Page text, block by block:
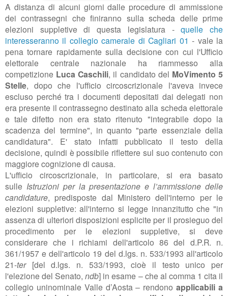
A distanza di alcuni giorni dalle procedure di ammissione
dei contrassegni che finiranno sulla scheda delle prime
elezioni suppletive di questa legislatura -quelle che
interesseranno il collegio camerale di Cagliari 01 - vale la
pena tornare rapidamente sulla decisione con cui l'Ufficio
elettorale centrale nazionale ha riammesso alla
competizione Luca Caschili, il candidato del MoVimento 5
Stelle, dopo che l'ufficio circoscrizionale l'aveva invece
escluso perché tra i documenti depositati dai delegati non
era presente il contrassegno destinato alla scheda elettorale
e tale difetto non era stato ritenuto "integrabile dopo la
scadenza del termine", in quanto "parte essenziale della
candidatura". E' stato infatti pubblicato il testo della
decisione, quindi è possibile riflettere sul suo contenuto con
maggiore cognizione di causa.
L'ufficio circoscrizionale, in particolare, si era basato
sulle Istruzioni per la presentazionee l’ammissionedelle
candidature, predisposte dal Ministero dell'interno per le
elezioni suppletive: all'interno si legge innanzitutto che "in
assenza di ulteriori disposizioni esplicite per il prosieguo del
procedimento per le elezioni suppletive, si deve
considerareche i richiami dell'articolo 86 del d.P.R. n.
361/1957 e dell'articolo 19 del d.lgs. n. 533/1993 all'articolo
21-ter[del d.lgs. n. 533/1993, cioè il testo unico per
l'elezione del Senato,ndb] in esame – che al comma 1 cita il
collegio uninominale Valle d’Aosta – rendonoapplicabilia